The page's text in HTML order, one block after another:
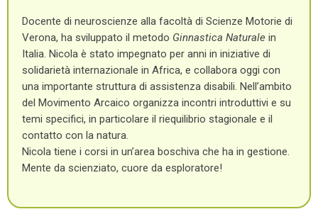
Docente di neuroscienze alla facoltà di Scienze Motorie di
Verona, ha sviluppato il metodo Ginnastica Naturale in
Italia. Nicola è stato impegnato per anni in iniziative di
solidarietà internazionale in Africa, e collabora oggi con
una importante struttura di assistenza disabili. Nell’ambito
del Movimento Arcaico organizza incontri introduttivi e su
temi specifici, in particolare il riequilibrio stagionale e il
contatto con la natura.
Nicola tiene i corsi in un’area boschiva che ha in gestione.
Mente da scienziato, cuore da esploratore!